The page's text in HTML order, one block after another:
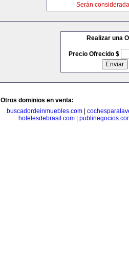
Serán
Realizar una
Precio Ofrecido $
Otros dominios en venta:
buscadordeinmuebles.com
hotelesdebrasil.com